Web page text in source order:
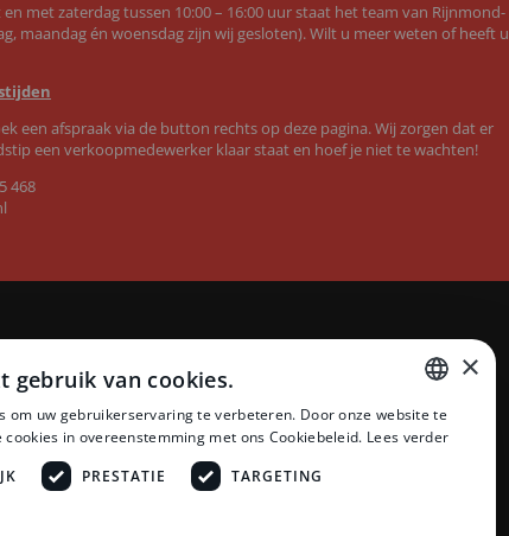
met zaterdag tussen 10:00 – 16:00 uur staat het team van Rijnmond-
maandag én woensdag zijn wij gesloten). Wilt u meer weten of heeft u
een afspraak via de button rechts op deze pagina. Wij zorgen dat er
een verkoopmedewerker klaar staat en hoef je niet te wachten!
468
Merken
Quick-Step laminaat
Floer PVC MEGAMAT©
Floer laminaat
Ambiant laminaat
DUTCH
×
gebruik van cookies.
om uw gebruikerservaring te verbeteren. Door onze website te
in overeenstemming met ons Cookiebeleid. Lees verder
PRESTATIE TARGETING